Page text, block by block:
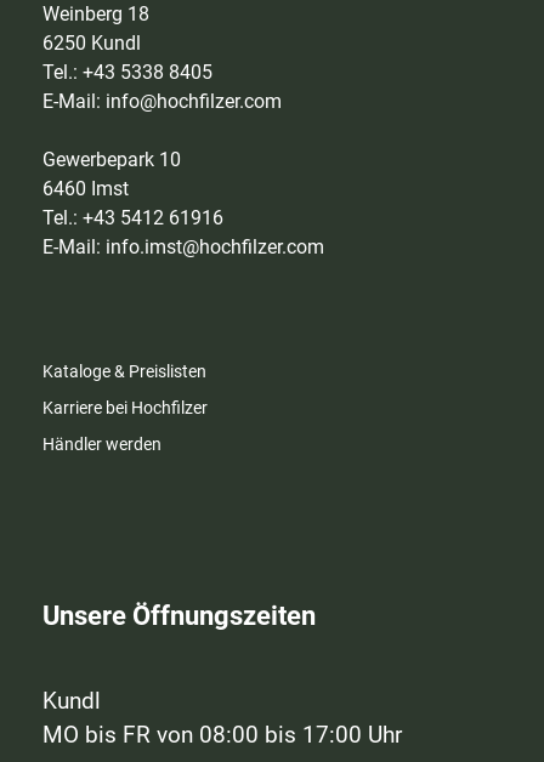
Weinberg 18
6250 Kundl
Tel.: +43 5338 8405
E-Mail: info@hochfilzer.com
Gewerbepark 10
6460 Imst
Tel.: +43 5412 61916
E-Mail: info.imst@hochfilzer.com
Kataloge & Preislisten
Karriere bei Hochfilzer
Händler werden
Unsere Öffnungszeiten
Kundl
MO bis FR von 08:00 bis 17:00 Uhr